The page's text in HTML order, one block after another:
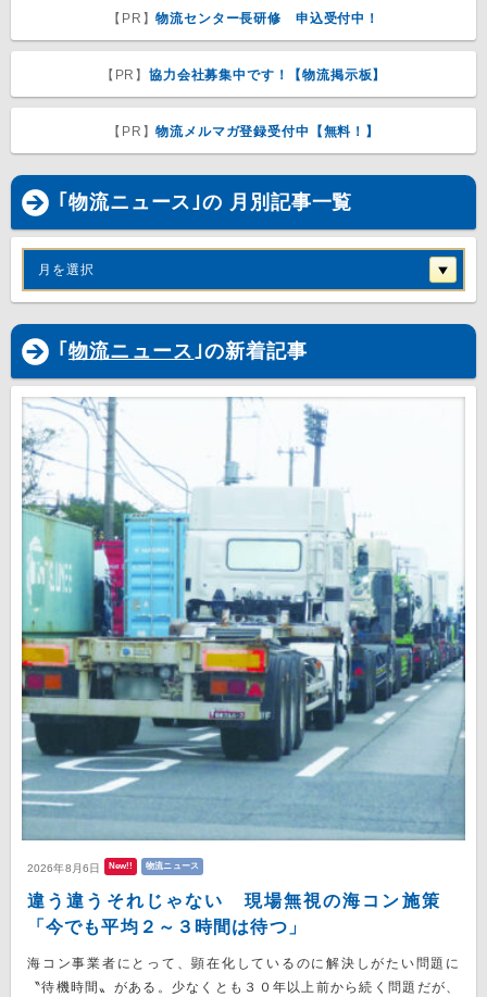
【PR】物流センター長研修 申込受付中！
【PR】協力会社募集中です！【物流掲示板】
【PR】物流メルマガ登録受付中【無料！】
｢物流ニュース｣の 月別記事一覧
月を選択
｢ 物流ニュース｣の新着記事
2026年8月6日 New!! 物流ニュース
違う違うそれじゃない 現場無視の海コン施策
「今でも平均２～３時間は待つ」
海コン事業者にとって、顕在化しているのに解決しがたい問題に
〝待機時間〟がある。少なくとも３０年以上前から続く問題だが、